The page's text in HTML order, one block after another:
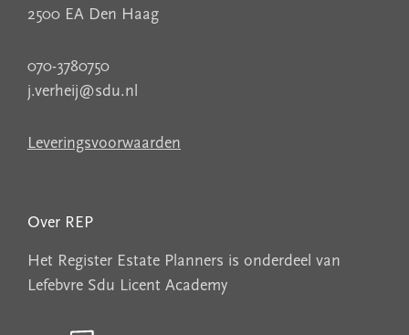
2500 EA Den Haag
070-3780750
j.verheij@sdu.nl
Leveringsvoorwaarden
Over REP
Het Register Estate Planners is onderdeel van
Lefebvre Sdu Licent Academy